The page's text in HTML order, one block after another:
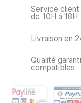
Service client
de 10H à 18H
Livraison en
Qualité
compatibles